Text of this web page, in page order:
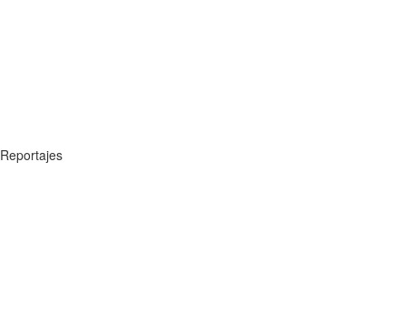
Reportajes